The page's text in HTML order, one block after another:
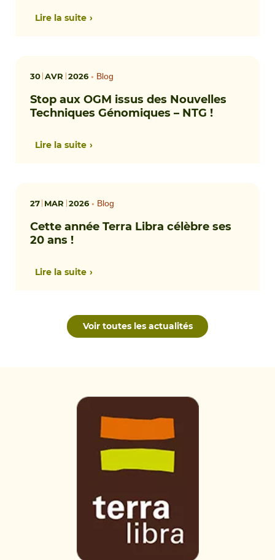
Lire la suite
30 AVR 2026• Blog
Stop aux OGM issus des Nouvelles
Techniques Génomiques – NTG !
Lire la suite
27 MAR 2026• Blog
Cette année Terra Libra célèbre ses
20 ans !
Lire la suite
Voir toutes les actualités